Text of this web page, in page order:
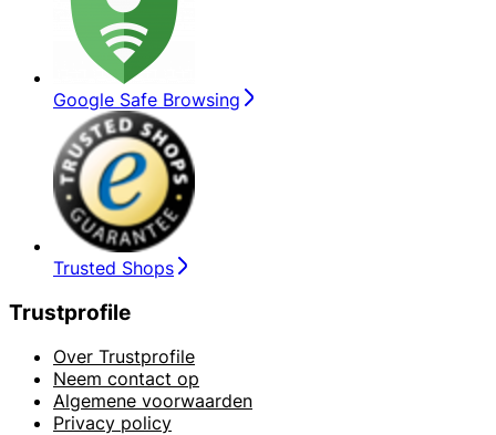
Google Safe Browsing
Trusted Shops
Trustprofile
Over Trustprofile
Neem contact op
Algemene voorwaarden
Privacy policy